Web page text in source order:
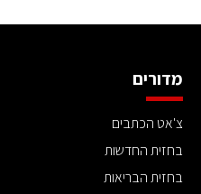
מדורים
צ'אט הכתבים
בחזית החדשות
בחזית הבריאות